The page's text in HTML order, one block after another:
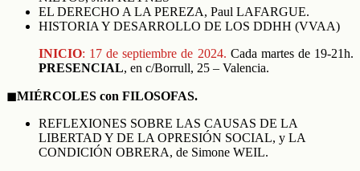
EL DERECHO A LA PEREZA, Paul LAFARGUE.
HISTORIA Y DESARROLLO DE LOS DDHH (VVAA)
INICIO: 17 de septiembre de 2024. Cada martes de 19-21h.
PRESENCIAL, en c/Borrull, 25 – Valencia.
◼︎MIÉRCOLES con FILOSOFAS.
REFLEXIONES SOBRE LAS CAUSAS DE LA
LIBERTAD Y DE LA OPRESIÓN SOCIAL, y LA
CONDICIÓN OBRERA, de Simone WEIL.